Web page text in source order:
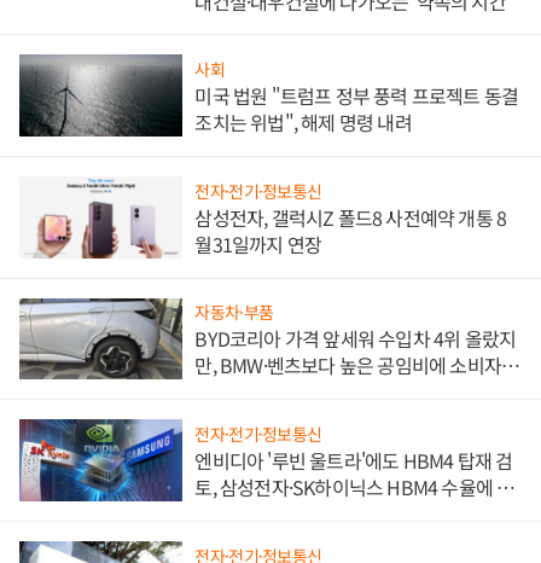
대건설·대우건설에 다가오는 '약속의 시간'
사회
미국 법원 "트럼프 정부 풍력 프로젝트 동결
조치는 위법", 해제 명령 내려
전자·전기·정보통신
삼성전자, 갤럭시Z 폴드8 사전예약 개통 8
월31일까지 연장
자동차·부품
BYD코리아 가격 앞세워 수입차 4위 올랐지
만, BMW·벤츠보다 높은 공임비에 소비자
전자·전기·정보통신
엔비디아 '루빈 울트라'에도 HBM4 탑재 검
토, 삼성전자·SK하이닉스 HBM4 수율에 주